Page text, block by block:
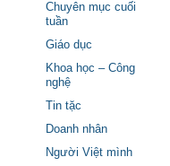
Chuyên mục cuối
tuần
Giáo dục
Khoa học – Công
nghệ
Tin tặc
Doanh nhân
Người Việt mình